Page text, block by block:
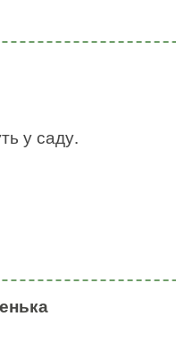
у саду.